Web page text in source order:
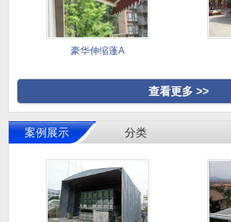
豪华伸缩蓬A
查看更多 >>
案例展示 分类